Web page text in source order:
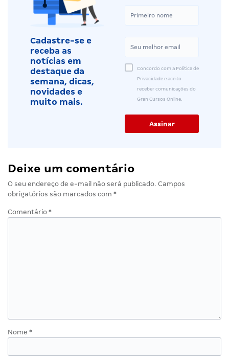
Cadastre-se e
receba as
notícias em
destaque da
semana, dicas,
novidades e
muito mais.
Concordo com a Política de
Privacidade e aceito
receber comunicações do
Gran Cursos Online.
Deixe um comentário
O seu endereço de e-mail não será publicado. Campos
obrigatórios são marcados com *
Comentário *
Nome *